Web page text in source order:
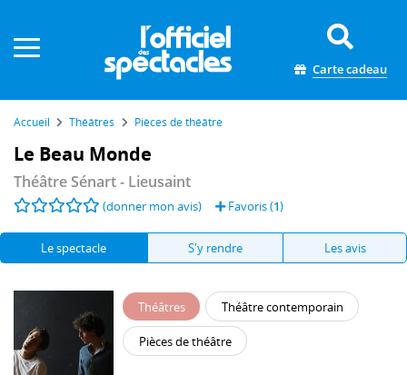
Carte cadeau
Accueil Théâtres Pièces de théâtre
Le Beau Monde
Théâtre Sénart- Lieusaint
(donner mon avis) Favoris (1)
Le spectacle S'y rendre Les avis
Théâtres Théâtre contemporain
Pièces de théâtre